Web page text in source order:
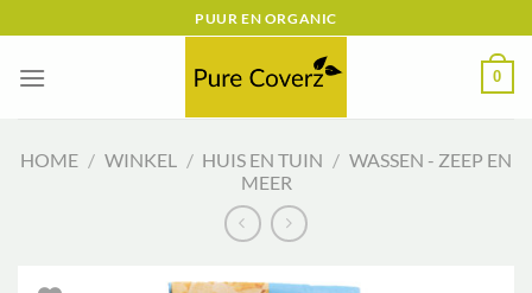
naar
inhoud
PUUR EN ORGANIC
0
HOME / WINKEL / HUIS EN TUIN / WASSEN - ZEEP EN
MEER